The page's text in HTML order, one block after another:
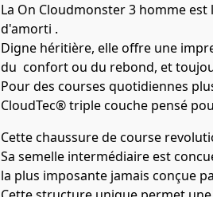
La On Cloudmonster 3 homme
d'amorti .
Digne héritière, elle offre une
du confort ou du rebond, et
Pour des courses quotidiennes
CloudTec® triple couche pensé
Cette chaussure de course
Sa semelle intermédiaire est
la plus imposante jamais conçue